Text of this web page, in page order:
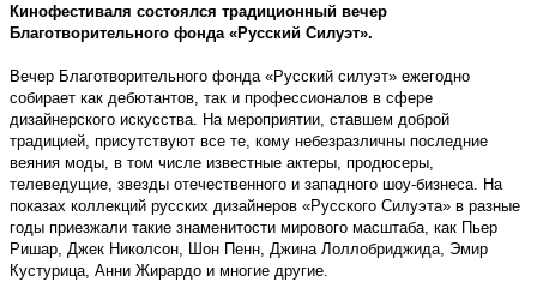
Кинофестиваля состоялся традиционный вечер
Благотворительного фонда «Русский Силуэт».
Вечер Благотворительного фонда «Русский силуэт» ежегодно
собирает как дебютантов, так и профессионалов в сфере
дизайнерского искусства. На мероприятии, ставшем доброй
традицией, присутствуют все те, кому небезразличны последние
веяния моды, в том числе известные актеры, продюсеры,
телеведущие, звезды отечественного и западного шоу-бизнеса. На
показах коллекций русских дизайнеров «Русского Силуэта» в разные
годы приезжали такие знаменитости мирового масштаба, как Пьер
Ришар, Джек Николсон, Шон Пенн, Джина Лоллобриджида, Эмир
Кустурица, Анни Жирардо и многие другие.